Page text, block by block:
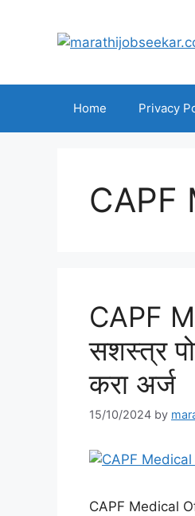
Home Privacy
CAPF
CAPF
सशस्त्र
करा अर्ज
15/10/2024 by
CAPF Medical